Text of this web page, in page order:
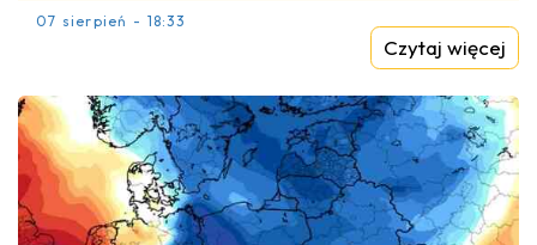
07 sierpień - 18:33
Czytaj więcej